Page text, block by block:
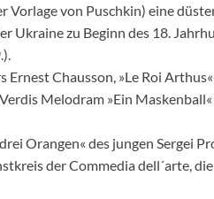
Vorlage von Puschkin) eine
Ukraine zu Beginn des 18.
Chausson, »Le Roi
Melodram »Ein
Orangen« des jungen Sergei
der Commedia dell´arte,